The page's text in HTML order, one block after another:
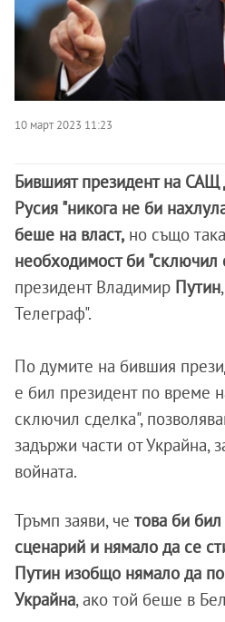
10 март 2023 11:23
Бившият президент на
Русия "никога не би
беше на власт, но също
необходимост би "сключил
президент Владимир Путин
Телеграф".
По думите на бившия
е бил президент по време
сключил сделка",
задържи части от Украйна,
войната.
Тръмп заяви, че това би
сценарий и нямало да се
Путин изобщо нямало да
Украйна, ако той беше в